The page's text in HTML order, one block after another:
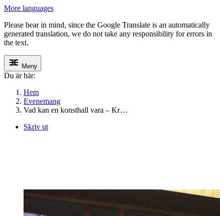
More languages
Please bear in mind, since the Google Translate is an automatically
generated translation, we do not take any responsibility for errors in
the text.
Meny
Du är här:
Hem
Evenemang
Vad kan en konsthall vara – Kr…
Skriv ut